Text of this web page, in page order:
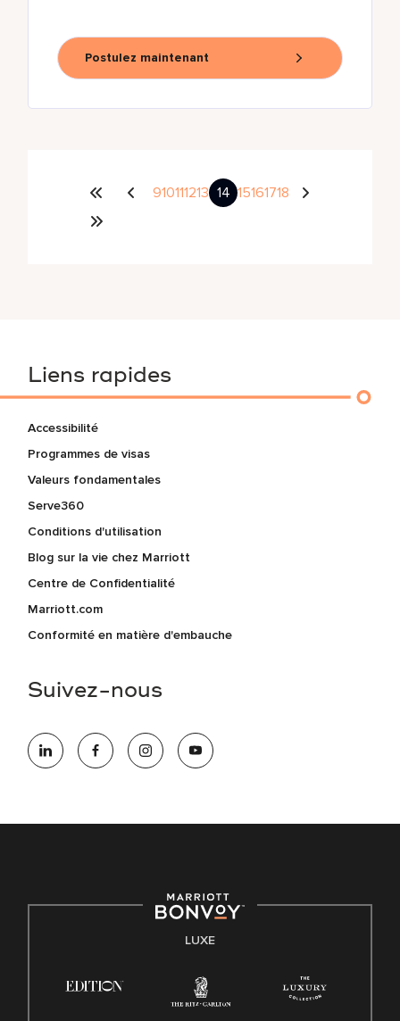
Postulez maintenant
910111213 14 15161718
Liens rapides
Accessibilité
Programmes de visas
Valeurs fondamentales
Serve360
Conditions d'utilisation
Blog sur la vie chez Marriott
Centre de Confidentialité
Marriott.com
Conformité en matière d'embauche
Suivez-nous
LUXE